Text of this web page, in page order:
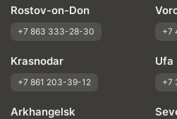
Rostov-on-Don
+7 863 333-28-30 +7
Krasnodar
+7 861 203-39-12
Ufa
+7
Arkhangelsk